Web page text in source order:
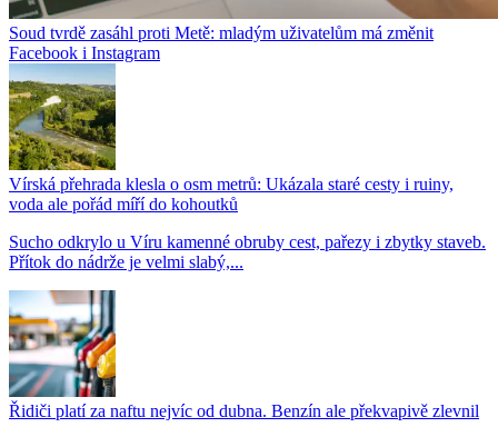
Soud tvrdě zasáhl proti Metě: mladým uživatelům má změnit
Facebook i Instagram
Vírská přehrada klesla o osm metrů: Ukázala staré cesty i ruiny,
voda ale pořád míří do kohoutků
Sucho odkrylo u Víru kamenné obruby cest, pařezy i zbytky staveb.
Přítok do nádrže je velmi slabý,...
Řidiči platí za naftu nejvíc od dubna. Benzín ale překvapivě zlevnil